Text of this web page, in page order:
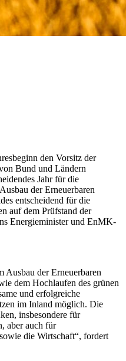
den Vorsitz der
Bund und Ländern
Jahr für die
der Erneuerbaren
entscheidend für die
auf dem Prüfstand der
Energieminister und EnMK-
Ausbau der Erneuerbaren
dem Hochlaufen des grünen
und erfolgreiche
im Inland möglich. Die
insbesondere für
aber auch für
die Wirtschaft“, fordert